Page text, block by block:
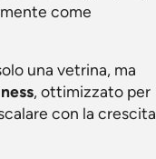
come
una vetrina, ma
, ottimizzato per
con la crescita